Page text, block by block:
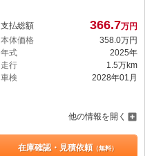
支払総額 366.7万円
本体価格
358. 0万円
年式
2025年
走行
1.5万km
車検
2028年01月
他の情報を開く
在庫確認・見積依頼（無料）